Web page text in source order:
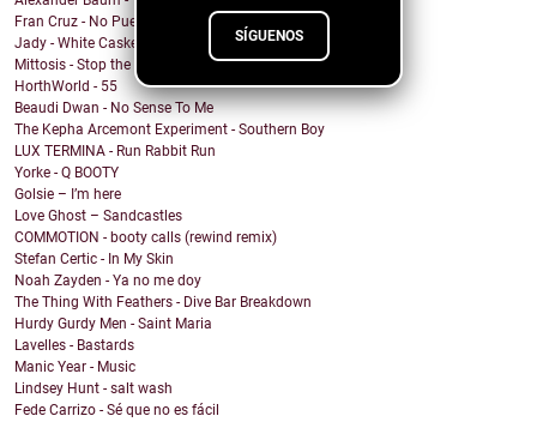
SÍGUENOS
Fran Cruz - No Puedo
Jady - White Casket
Mittosis - Stop the questions
HorthWorld - 55
Beaudi Dwan - No Sense To Me
The Kepha Arcemont Experiment - Southern Boy
LUX TERMINA - Run Rabbit Run
Yorke - Q BOOTY
Golsie – I’m here
Love Ghost – Sandcastles
COMMOTION - booty calls (rewind remix)
Stefan Certic - In My Skin
Noah Zayden - Ya no me doy
The Thing With Feathers - Dive Bar Breakdown
Hurdy Gurdy Men - Saint Maria
Lavelles - Bastards
Manic Year - Music
Lindsey Hunt - salt wash
Fede Carrizo - Sé que no es fácil